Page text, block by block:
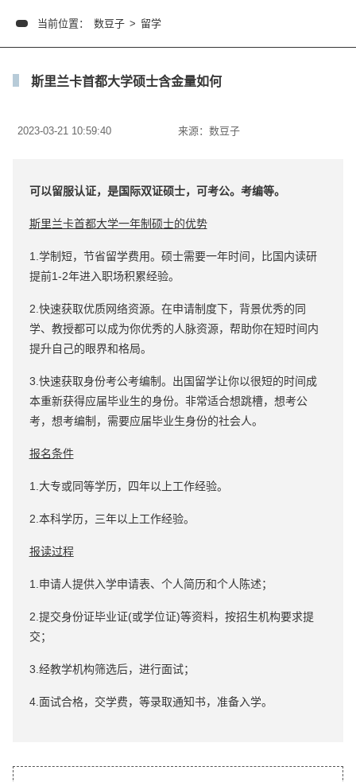
当前位置： 数豆子 > 留学
斯里兰卡首都大学硕士含金量如何
2023-03-21 10:59:40 来源： 数豆子
可以留服认证，是国际双证硕士，可考公。考编等。
斯里兰卡首都大学一年制硕士的优势
1.学制短，节省留学费用。硕士需要一年时间，比国内读研
提前1-2年进入职场积累经验。
2.快速获取优质网络资源。在申请制度下，背景优秀的同
学、教授都可以成为你优秀的人脉资源，帮助你在短时间内
提升自己的眼界和格局。
3.快速获取身份考公考编制。出国留学让你以很短的时间成
本重新获得应届毕业生的身份。非常适合想跳槽，想考公
考，想考编制，需要应届毕业生身份的社会人。
报名条件
1.大专或同等学历，四年以上工作经验。
2.本科学历，三年以上工作经验。
报读过程
1.申请人提供入学申请表、个人简历和个人陈述；
2.提交身份证毕业证(或学位证)等资料，按招生机构要求提
交；
3.经教学机构筛选后，进行面试；
4.面试合格，交学费，等录取通知书，准备入学。